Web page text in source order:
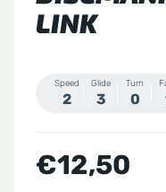
LINK
Speed
2
Glide
3
Turn
0
€12,50